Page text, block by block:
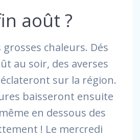
août ?
grosses chaleurs. Dés
au soir, des averses
sur la région.
baisseront ensuite
en dessous des
! Le mercredi